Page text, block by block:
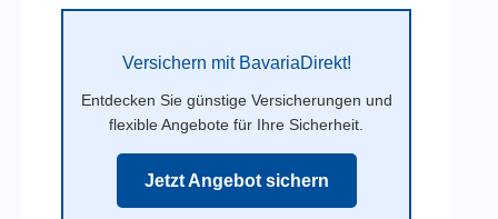
Versichern mit BavariaDirekt!
Entdecken Sie günstige Versicherungen und
flexible Angebote für Ihre Sicherheit.
Jetzt Angebot sichern